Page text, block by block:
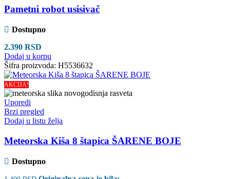
Pametni robot usisivač
Dostupno
2.390 RSD
Dodaj u korpu
Šifra proizvoda: H5536632
AKCIJA!
Uporedi
Brzi pregled
Dodaj u listu želja
Meteorska Kiša 8 štapica ŠARENE BOJE
Dostupno